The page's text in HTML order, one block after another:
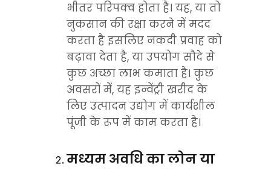
भीतर परिपक्व होता है। यह, या तो
नुकसान की रक्षा करने में मदद
करता है इसलिए नकदी प्रवाह को
बढ़ावा देता है, या उपयोग सौदे से
कुछ अच्छा लाभ कमाता है। कुछ
अवसरों में, यह इन्वेंट्री खरीद के
लिए उत्पादन उद्योग में कार्यशील
पूंजी के रूप में काम करता है।
मध्यम अवधि का लोन या